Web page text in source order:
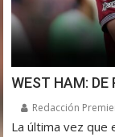
WEST HAM: DE
Redacción
La última vez que